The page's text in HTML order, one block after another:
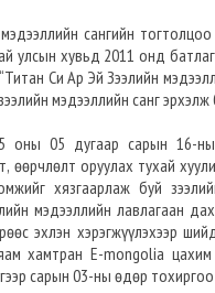
сангийн
улсын хувьд 2011 онд
Си Ар Эй Зээлийн
мэдээллийн санг эрхэлж
05 дугаар сарын 16-ны
өөрчлөлт оруулах тухай
хязгаарлаж буй
мэдээллийн лавлагаан
эхлэн хэрэгжүүлэхээр
хамтран E-mongolia цахим
сарын 03-ны өдөр тохиргоо